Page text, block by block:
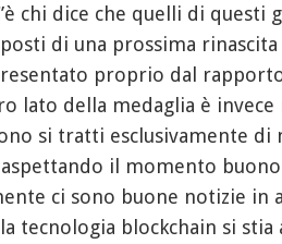
chi dice che quelli di questi
di una prossima
proprio dal rapporto
lato della medaglia è
si tratti esclusivamente di
aspettando il momento
ci sono buone notizie in
tecnologia blockchain si stia